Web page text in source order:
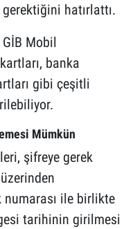
hatırlattı.
Mobil
banka
gibi çeşitli
Mümkün
şifreye gerek
numarası ile birlikte
tarihinin girilmesi